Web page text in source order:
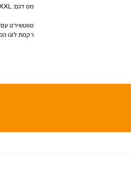
מס דגם:
סווטשירט עם
רקמת לוגו